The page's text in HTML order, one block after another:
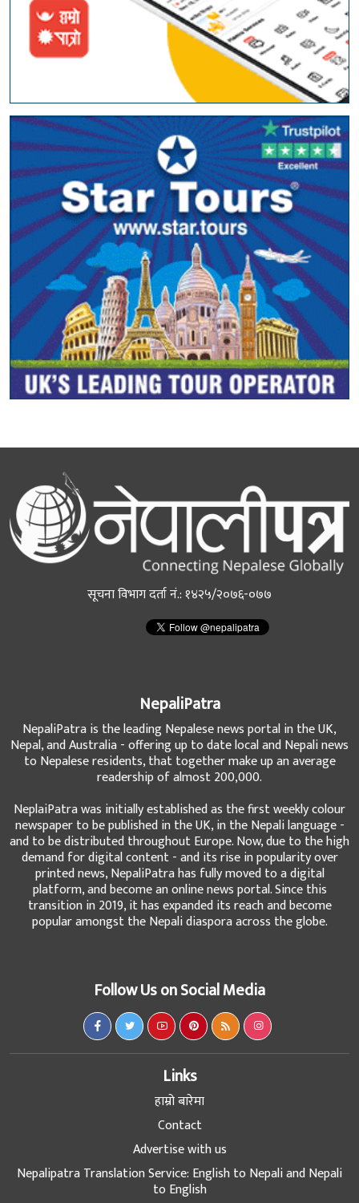
सूचना विभाग दर्ता नं.: १४२५/२०७६-०७७
NepaliPatra
NepaliPatra is the leading Nepalese news portal in the UK,
Nepal, and Australia - offering up to date local and Nepali news
to Nepalese residents, that together make up an average
readership of almost 200,000.
NeplaiPatra was initially established as the first weekly colour
newspaper to be published in the UK, in the Nepali language -
and to be distributed throughout Europe. Now, due to the high
demand for digital content - and its rise in popularity over
printed news, NepaliPatra has fully moved to a digital
platform, and become an online news portal. Since this
transition in 2019, it has expanded its reach and become
popular amongst the Nepali diaspora across the globe.
Follow Us on Social Media
Links
हाम्रो बारेमा
Contact
Advertise with us
Nepalipatra Translation Service: English to Nepali and Nepali
to English